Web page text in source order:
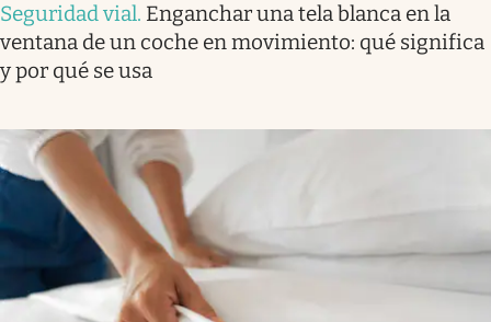
Seguridad vial. Enganchar una tela blanca en la
ventana de un coche en movimiento: qué significa
y por qué se usa